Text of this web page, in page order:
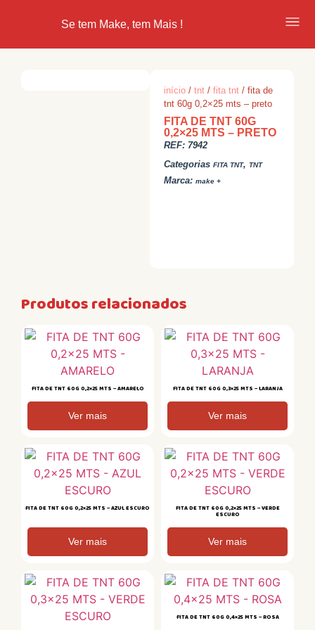
Se tem Make, tem Mais !
início /tnt /fita tnt / fita de
tnt 60g 0,2×25 mts – preto
FITA DE TNT 60G
0,2×25 MTS – PRETO
REF: 7942
Categorias FITA TNT,TNT
Marca:make +
Produtos relacionados
FITA DE TNT 60G 0,2×25 MTS – AMARELO
Ver mais
FITA DE TNT 60G 0,3×25 MTS – LARANJA
Ver mais
FITA DE TNT 60G 0,2×25 MTS – AZUL ESCURO
Ver mais
FITA DE TNT 60G 0,2×25 MTS – VERDE
ESCURO
Ver mais
FITA DE TNT 60G 0,4×25 MTS – ROSA